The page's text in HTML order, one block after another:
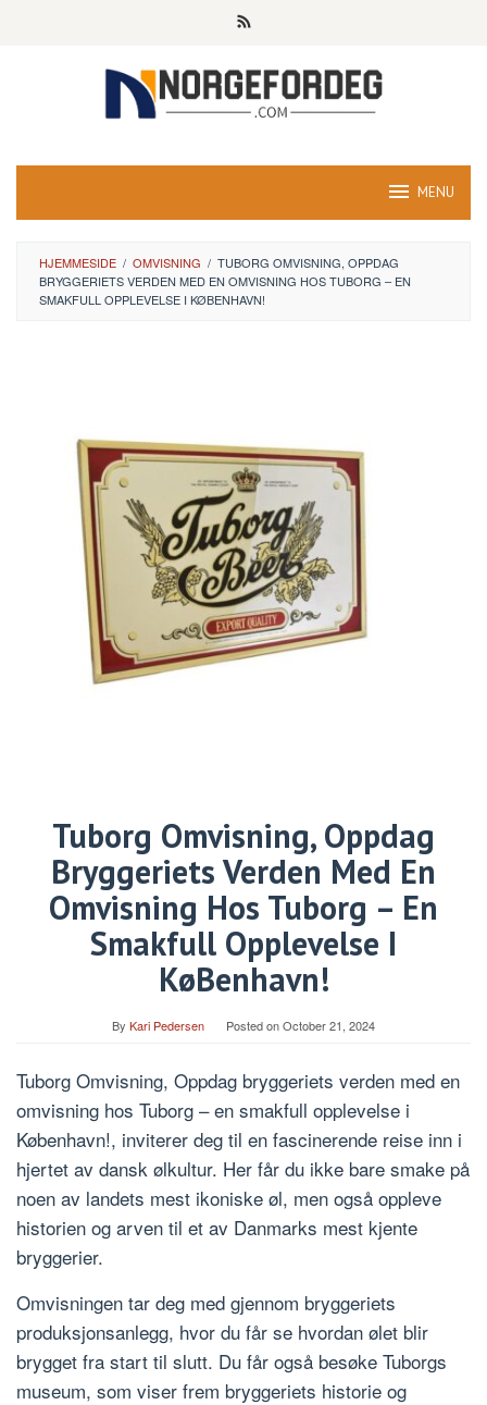
MENU
HJEMMESIDE / OMVISNING / TUBORG OMVISNING, OPPDAG
BRYGGERIETS VERDEN MED EN OMVISNING HOS TUBORG – EN
SMAKFULL OPPLEVELSE I KØBENHAVN!
Tuborg Omvisning, Oppdag
Bryggeriets Verden Med En
Omvisning Hos Tuborg – En
Smakfull Opplevelse I
KøBenhavn!
By Kari Pedersen Posted onOctober 21, 2024
Tuborg Omvisning, Oppdag bryggeriets verden med en
omvisning hos Tuborg – en smakfull opplevelse i
København!, inviterer deg til en fascinerende reise inn i
hjertet av dansk ølkultur. Her får du ikke bare smake på
noen av landets mest ikoniske øl, men også oppleve
historien og arven til et av Danmarks mest kjente
bryggerier.
Omvisningen tar deg med gjennom bryggeriets
produksjonsanlegg, hvor du får se hvordan ølet blir
brygget fra start til slutt. Du får også besøke Tuborgs
museum, som viser frem bryggeriets historie og